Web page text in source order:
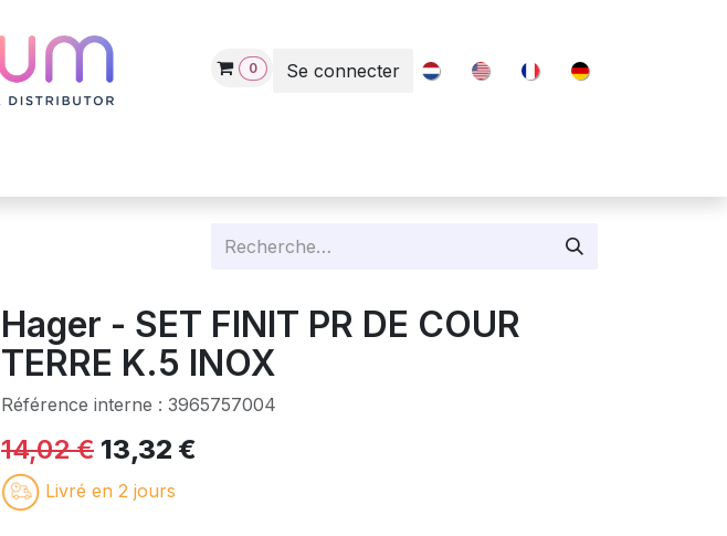
0 Se connecter
Hager - SET FINIT PR DE COUR
TERRE K.5 INOX
Référence interne : 3965757004
14,02€ 13,32 €
Livré en 2 jours